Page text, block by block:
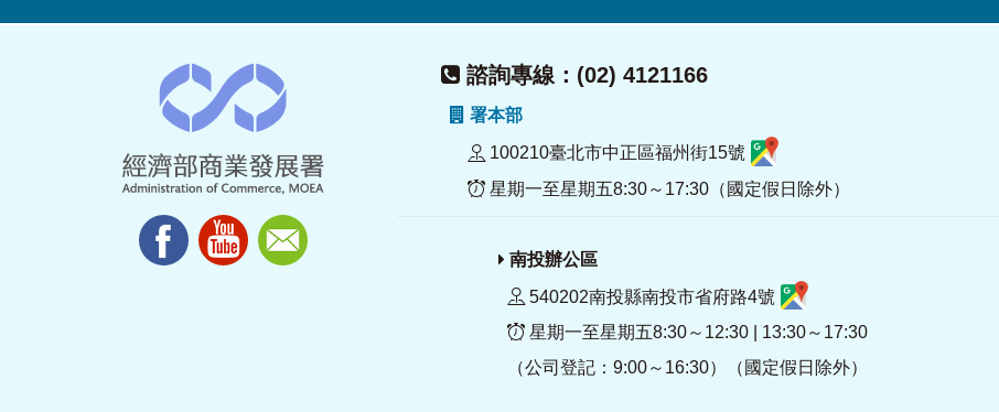
諮詢專線：(02) 4121166
署本部
100210臺北市中正區福州街15號
星期一至星期五8:30～17:30（國定假日除外）
南投辦公區
540202南投縣南投市省府路4號
星期一至星期五8:30～12:30 | 13:30～17:30
（公司登記：9:00～16:30）（國定假日除外）